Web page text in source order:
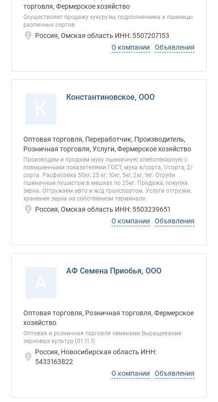
торговля, Фермерское хозяйство
Осуществляет продажу кукурузы, подсолнечника и пшеницы
различных сортов
Россия, Омская область ИНН: 5507207153
О компании
Объявления
Константиновское, ООО
Оптовая торговля, Переработчик, Производитель,
Розничная торговля, Услуги, Фермерское хозяйство
Производим и продаем муку пшеничную хлебопекарную с
повышенными показателями ГОСТ, мука в/сорта, 1/сорта, 2/
сорта. Расфасовка 50кг, 25 кг, 10кг, 5кг, 2кг, 1кг. Отруби
пшеничные пушистые в мешках по 25кг. Продажа, покупка
зерна. Отгружаем авто и ж/д транспортом. Услуги отгрузки,
хранения зерна на собственном терминале.
Россия, Омская область ИНН: 5503239651
О компании
Объявления
АФ Семена Приобья, ООО
Оптовая торговля, Розничная торговля, Фермерское
хозяйство
Оптовая и розничная торговля семенами Выращивание
зерновых культур (01.11.1)
Россия, Новосибирская область ИНН:
5433163822
О компании
Объявления